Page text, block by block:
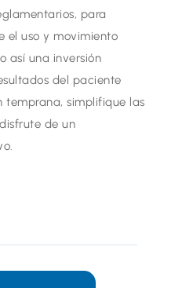
para
el uso y movimiento
así una inversión
del paciente
temprana, simplifique las
de un